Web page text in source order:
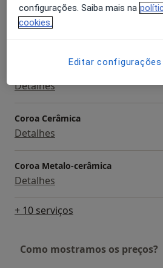
Branqueamento Dentário
Consulta domiciliar Medicina
Detalhes
Coroa Cerâmica
Detalhes
Coroa Metalo-cerâmica
Detalhes
+ 10 serviços
Como mostramos os preços?
configurações. Saiba mais na
cookies.
Editar configurações